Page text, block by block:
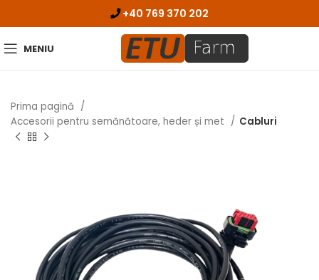
+40 769 370 202
MENIU
Prima pagină
Accesorii pentru semănătoare, heder și met
Cabluri